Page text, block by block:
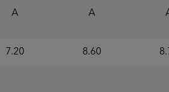
A
7.20
A
8.60